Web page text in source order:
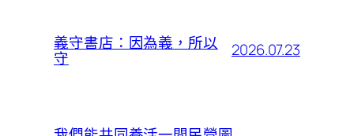
義守書店：因為義，所以
守 2026.07.23